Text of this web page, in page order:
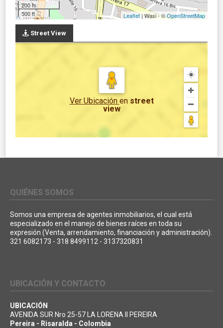
200 m
500 ft
Leaflet| Wasi - ©OpenStreetMap
Street View
Ver Ubicación en street
view
QUIÉNES SOMOS
Somos una empresa de agentes inmobiliarios, el cual está
especializado en el manejo de bienes raíces en toda su
expresión (Venta, arrendamiento, financiación y administración).
321 6082173 - 318 8499112 - 3137320831
UBICACIÓN Y CONTACTO
UBICACIÓN
AVENIDA SUR Nro 25-57 LA LORENA II PEREIRA
Pereira - Risaralda - Colombia